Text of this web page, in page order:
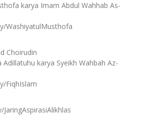
karya Imam Abdul Wahhab As-
WashiyatulMusthofa
Choirudin
Adillatuhu karya Syeikh Wahbah Az-
FiqhIslam